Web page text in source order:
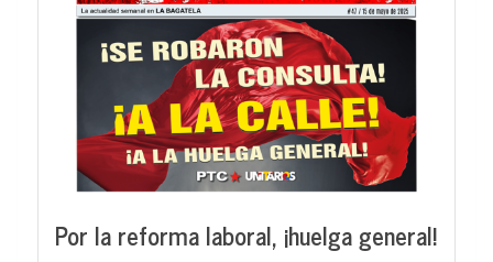
Por la reforma laboral, ¡huelga general!